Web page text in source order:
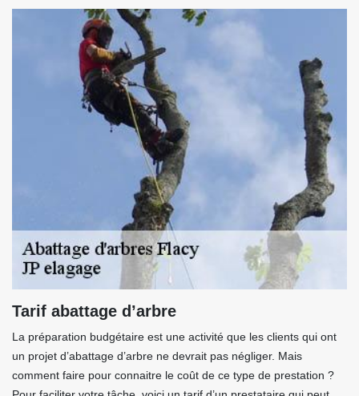
Tarif abattage d’arbre
La préparation budgétaire est une activité que les clients qui ont
un projet d’abattage d’arbre ne devrait pas négliger. Mais
comment faire pour connaitre le coût de ce type de prestation ?